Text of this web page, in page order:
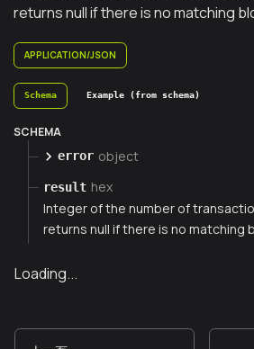
returns null if there is no matching
APPLICATION/JSON
Schema Example (from schema)
SCHEMA
error object
result hex
Integer of the number of
returns null if there is no matching
Loading...